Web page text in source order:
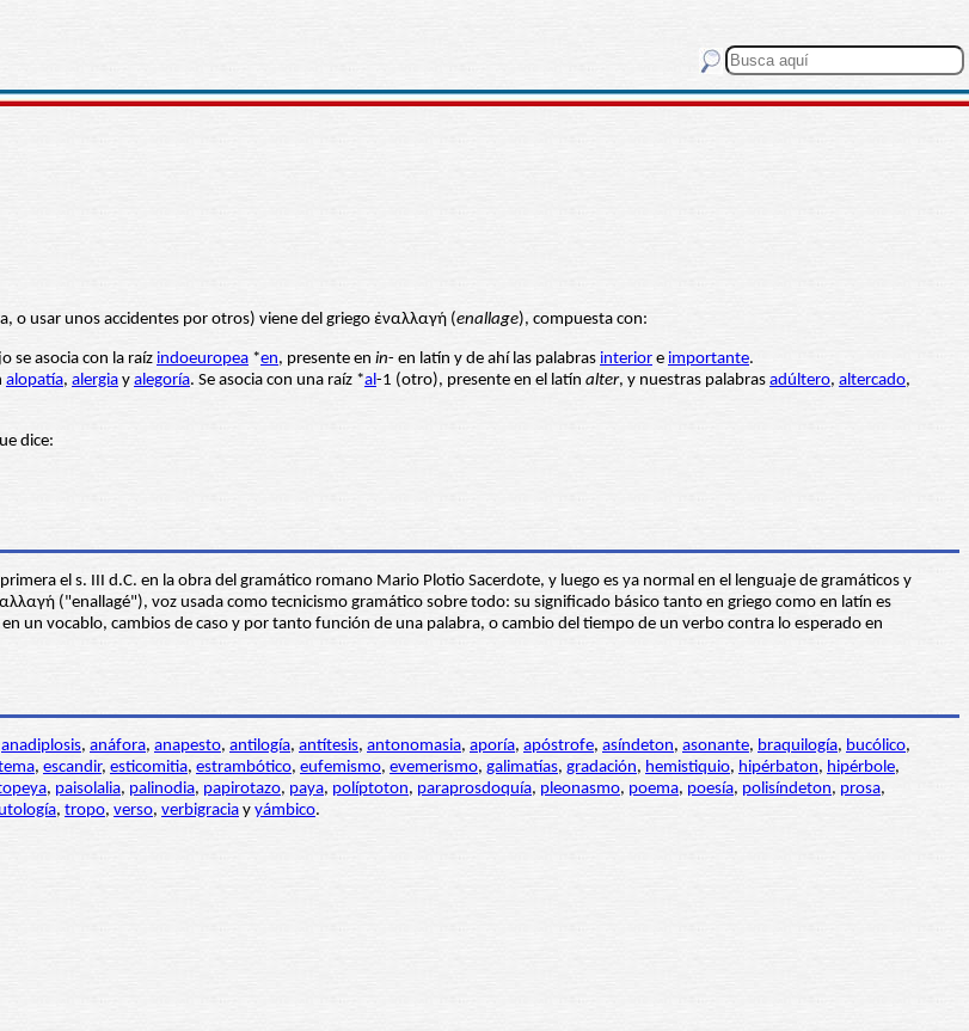
o usar unos accidentes por otros) viene del griego ἐναλλαγή (enallage), compuesta con:
se asocia con la raíz indoeuropea *en, presente en in- en latín y de ahí las palabras interior e importante.
alopatía, alergia y alegoría. Se asocia con una raíz *al-1 (otro), presente en el latín alter, y nuestras palabras adúltero, altercado,
dice:
el s. III d.C. en la obra del gramático romano Mario Plotio Sacerdote, y luego es ya normal en el lenguaje de gramáticos y
("enallagé"), voz usada como tecnicismo gramático sobre todo: su significado básico tanto en griego como en latín es
un vocablo, cambios de caso y por tanto función de una palabra, o cambio del tiempo de un verbo contra lo esperado en
anadiplosis, anáfora, anapesto, antilogía, antítesis, antonomasia, aporía, apóstrofe, asíndeton, asonante, braquilogía, bucólico,
, escandir, esticomitia, estrambótico, eufemismo, evemerismo, galimatías, gradación, hemistiquio, hipérbaton, hipérbole,
, paisolalia, palinodia, papirotazo, paya, políptoton, paraprosdoquía, pleonasmo, poema, poesía, polisíndeton, prosa,
, tropo, verso, verbigracia y yámbico.